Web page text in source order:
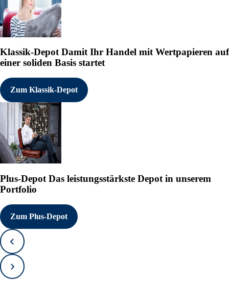
Klassik-DepotDamit Ihr Handel mit Wertpapieren auf
einer soliden Basis startet
Zum Klassik-Depot
Plus-Depot Das leistungsstärkste Depot in unserem
Portfolio
Zum Plus-Depot
Zurück
Vorwärts